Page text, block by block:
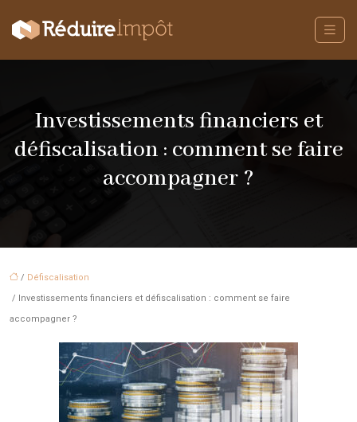
Investissements financiers et
défiscalisation : comment se faire
accompagner ?
/ Défiscalisation
/ Investissements financiers et défiscalisation : comment se faire
accompagner ?